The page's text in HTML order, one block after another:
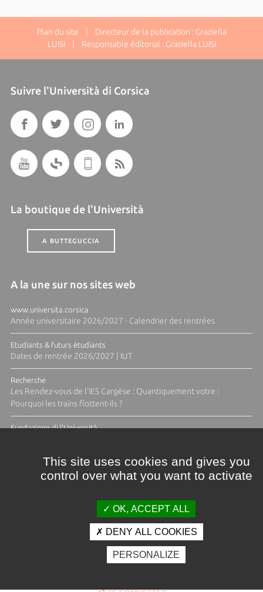
Plan du site | Directeur de la publication : Graziella
LUISI | Responsable éditorial : Graziella LUISI
Suivre l'Università di Corsica
La boutique de l'Università
A BUTTEGUCCIA
A la une sur nos sites web
www.universita.corsica
Année universitaire 2026/2027 - Calendrier des rentrées
Etudiants & futurs étudiants
Dates de rentrée 2026/2027 | IUT
Recherche
Les Rendez-vous de l'IES Cargèse : Quantiquement votre :
Pourquoi les trains flottent-ils ?
Fundazione di l'Università
Crédits et mentions légales
Espace presse
Photothèque
This site uses cookies and gives you
control over what you want to activate
OK, ACCEPT ALL
DENY ALL COOKIES
PERSONALIZE